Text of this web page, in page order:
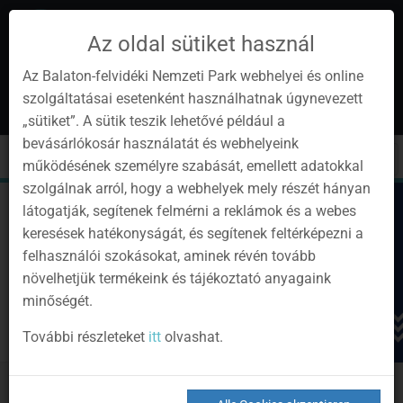
Instagram
YoutubeFacebookProgramok
Newsletter
de
Toggle
cart
Toggle
navigation
Anmelden
Az oldal sütiket használ
Az Balaton-felvidéki Nemzeti Park webhelyei és online
szolgáltatásai esetenként használhatnak úgynevezett
„sütiket”. A sütik teszik lehetővé például a
bevásárlókosár használatát és webhelyeink
működésének személyre szabását, emellett adatokkal
szolgálnak arról, hogy a webhelyek mely részét hányan
látogatják, segítenek felmérni a reklámok és a webes
keresések hatékonyságát, és segítenek feltérképezni a
felhasználói szokásokat, aminek révén tovább
növelhetjük termékeink és tájékoztató anyagaink
minőségét.
További részleteket ittolvashat.